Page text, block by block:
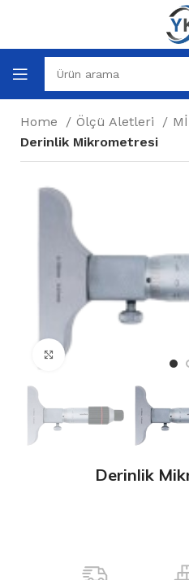
Home Ölçü Aletleri
Derinlik Mikrometresi
Büyütmek için tıklayın
Derinlik